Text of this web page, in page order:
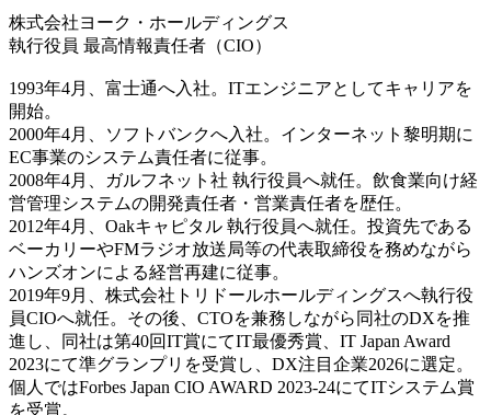
株式会社ヨーク・ホールディングス
執行役員 最高情報責任者（CIO）
1993年4月、富士通へ入社。ITエンジニアとしてキャリアを
開始。
2000年4月、ソフトバンクへ入社。インターネット黎明期に
EC事業のシステム責任者に従事。
2008年4月、ガルフネット社 執行役員へ就任。飲食業向け経
営管理システムの開発責任者・営業責任者を歴任。
2012年4月、Oakキャピタル 執行役員へ就任。投資先である
ベーカリーやFMラジオ放送局等の代表取締役を務めながら
ハンズオンによる経営再建に従事。
2019年9月、株式会社トリドールホールディングスへ執行役
員CIOへ就任。その後、CTOを兼務しながら同社のDXを推
進し、同社は第40回IT賞にてIT最優秀賞、IT Japan Award
2023にて準グランプリを受賞し、DX注目企業2026に選定。
個人ではForbes Japan CIO AWARD 2023-24にてITシステム賞
を受賞。